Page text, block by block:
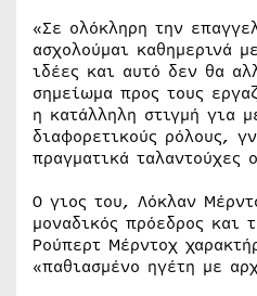
«Σε ολόκληρη την
ασχολούμαι καθημερινά
ιδέες και αυτό δεν θα
σημείωμα προς τους
η κατάλληλη στιγμή για
διαφορετικούς ρόλους,
πραγματικά ταλαντούχες
Ο γιος του, Λόκλαν
μοναδικός πρόεδρος και
Ρούπερτ Μέρντοχ
«παθιασμένο ηγέτη με